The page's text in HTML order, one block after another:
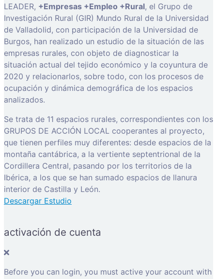
LEADER, +Empresas +Empleo +Rural, el Grupo de
Investigación Rural (GIR) Mundo Rural de la Universidad
de Valladolid, con participación de la Universidad de
Burgos, han realizado un estudio de la situación de las
empresas rurales, con objeto de diagnosticar la
situación actual del tejido económico y la coyuntura de
2020 y relacionarlos, sobre todo, con los procesos de
ocupación y dinámica demográfica de los espacios
analizados.
Se trata de 11 espacios rurales, correspondientes con los
GRUPOS DE ACCIÓN LOCAL cooperantes al proyecto,
que tienen perfiles muy diferentes: desde espacios de la
montaña cantábrica, a la vertiente septentrional de la
Cordillera Central, pasando por los territorios de la
Ibérica, a los que se han sumado espacios de llanura
interior de Castilla y León.
Descargar Estudio
activación de cuenta
Before you can login, you must active your account with